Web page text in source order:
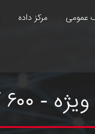
عمومی مرکز داده
روزه